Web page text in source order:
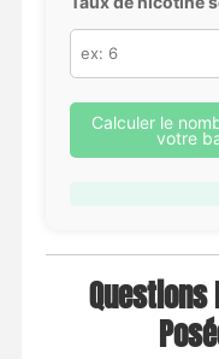
Calculer le
votre
Questions